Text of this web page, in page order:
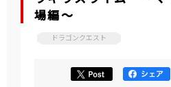
場編～
ドラゴンクエスト